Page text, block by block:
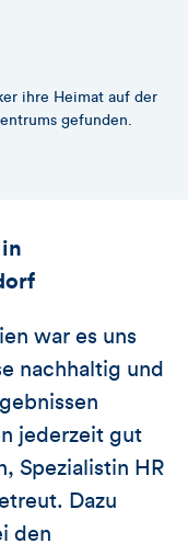
ihre Heimat auf der
gefunden.
war es uns
nachhaltig und
jederzeit gut
Spezialistin HR
Dazu
den